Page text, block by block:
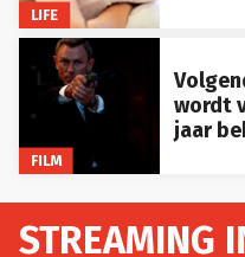
LIFE
FILM
wordt
jaar
STREAMING